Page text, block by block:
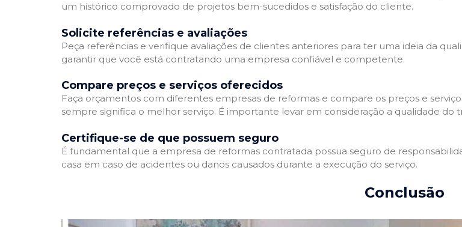
um histórico comprovado de projetos bem-sucedidos e satisfação do cliente.
Solicite referências e avaliações
Peça referências e verifique avaliações de clientes anteriores para ter uma ideia da
garantir que você está contratando uma empresa confiável e competente.
Compare preços e serviços oferecidos
Faça orçamentos com diferentes empresas de reformas e compare os preços e
sempre significa o melhor serviço. É importante levar em consideração a qualidade do
Certifique-se de que possuem seguro
É fundamental que a empresa de reformas contratada possua seguro de
casa em caso de acidentes ou danos causados durante a execução do serviço.
Conclusão